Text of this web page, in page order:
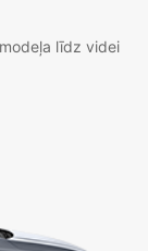
līdz videi